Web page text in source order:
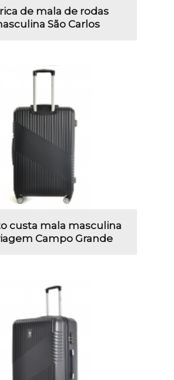
de mala de rodas
São Carlos
custa mala masculina
Campo Grande